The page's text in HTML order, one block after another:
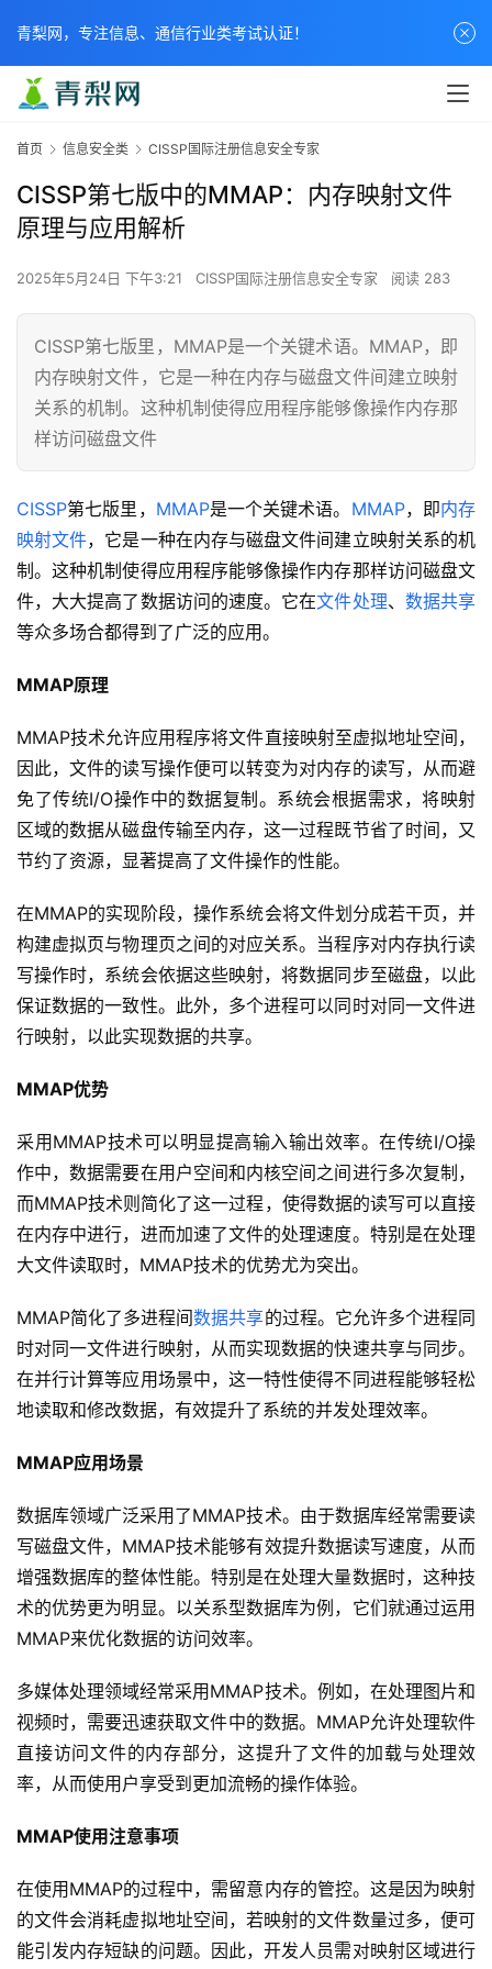
首页 信息安全类 CISSP国际注册信息安全专家
CISSP第七版中的MMAP：内存映射文件
原理与应用解析
2025年5月24日 下午3:21 CISSP国际注册信息安全专家 阅读 283
CISSP第七版里，MMAP是一个关键术语。MMAP，即
内存映射文件，它是一种在内存与磁盘文件间建立映射
关系的机制。这种机制使得应用程序能够像操作内存那
样访问磁盘文件
CISSP第七版里， MMAP是一个关键术语。 MMAP，即内存
映射文件，它是一种在内存与磁盘文件间建立映射关系的机
制。这种机制使得应用程序能够像操作内存那样访问磁盘文
件，大大提高了数据访问的速度。它在文件处理、 数据共享
等众多场合都得到了广泛的应用。
MMAP原理
MMAP技术允许应用程序将文件直接映射至虚拟地址空间，
因此，文件的读写操作便可以转变为对内存的读写，从而避
免了传统I/O操作中的数据复制。系统会根据需求，将映射
区域的数据从磁盘传输至内存，这一过程既节省了时间，又
节约了资源，显著提高了文件操作的性能。
在MMAP的实现阶段，操作系统会将文件划分成若干页，并
构建虚拟页与物理页之间的对应关系。当程序对内存执行读
写操作时，系统会依据这些映射，将数据同步至磁盘，以此
保证数据的一致性。此外，多个进程可以同时对同一文件进
行映射，以此实现数据的共享。
MMAP优势
采用MMAP技术可以明显提高输入输出效率。在传统I/O操
作中，数据需要在用户空间和内核空间之间进行多次复制，
而MMAP技术则简化了这一过程，使得数据的读写可以直接
在内存中进行，进而加速了文件的处理速度。特别是在处理
大文件读取时，MMAP技术的优势尤为突出。
MMAP简化了多进程间数据共享的过程。它允许多个进程同
时对同一文件进行映射，从而实现数据的快速共享与同步。
在并行计算等应用场景中，这一特性使得不同进程能够轻松
地读取和修改数据，有效提升了系统的并发处理效率。
MMAP应用场景
数据库领域广泛采用了MMAP技术。由于数据库经常需要读
写磁盘文件，MMAP技术能够有效提升数据读写速度，从而
增强数据库的整体性能。特别是在处理大量数据时，这种技
术的优势更为明显。以关系型数据库为例，它们就通过运用
MMAP来优化数据的访问效率。
多媒体处理领域经常采用MMAP技术。例如，在处理图片和
视频时，需要迅速获取文件中的数据。MMAP允许处理软件
直接访问文件的内存部分，这提升了文件的加载与处理效
率，从而使用户享受到更加流畅的操作体验。
MMAP使用注意事项
在使用MMAP的过程中，需留意内存的管控。这是因为映射
的文件会消耗虚拟地址空间，若映射的文件数量过多，便可
能引发内存短缺的问题。因此，开发人员需对映射区域进行
青梨网，专注信息、通信行业类考试认证！